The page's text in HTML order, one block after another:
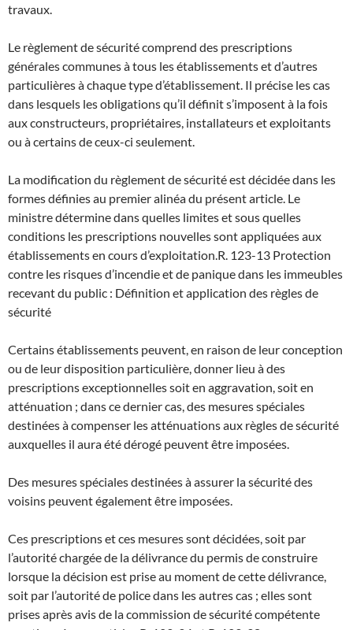
travaux.
Le règlement de sécurité comprend des prescriptions
générales communes à tous les établissements et d’autres
particulières à chaque type d’établissement. Il précise les cas
dans lesquels les obligations qu’il définit s’imposent à la fois
aux constructeurs, propriétaires, installateurs et exploitants
ou à certains de ceux-ci seulement.
La modification du règlement de sécurité est décidée dans les
formes définies au premier alinéa du présent article. Le
ministre détermine dans quelles limites et sous quelles
conditions les prescriptions nouvelles sont appliquées aux
établissements en cours d’exploitation. R. 123-13 Protection
contre les risques d’incendie et de panique dans les immeubles
recevant du public : Définition et application des règles de
sécurité
Certains établissements peuvent, en raison de leur conception
ou de leur disposition particulière, donner lieu à des
prescriptions exceptionnelles soit en aggravation, soit en
atténuation ; dans ce dernier cas, des mesures spéciales
destinées à compenser les atténuations aux règles de sécurité
auxquelles il aura été dérogé peuvent être imposées.
Des mesures spéciales destinées à assurer la sécurité des
voisins peuvent également être imposées.
Ces prescriptions et ces mesures sont décidées, soit par
l’autorité chargée de la délivrance du permis de construire
lorsque la décision est prise au moment de cette délivrance,
soit par l’autorité de police dans les autres cas ; elles sont
prises après avis de la commission de sécurité compétente